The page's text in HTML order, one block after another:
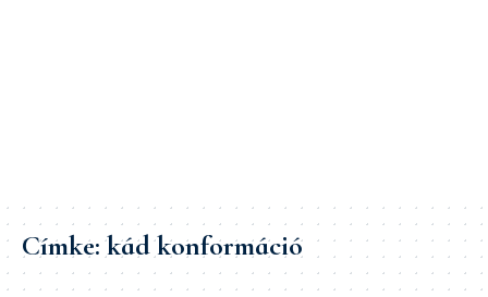
Címke:kád konformáció